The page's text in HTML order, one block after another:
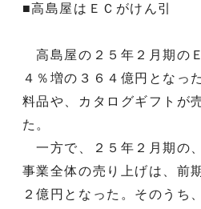
■高島屋はＥＣがけん引
高島屋の２５年２月期の
４％増の３６４億円となっ
料品や、カタログギフトが
た。
一方で、２５年２月期の
事業全体の売り上げは、前
２億円となった。そのうち